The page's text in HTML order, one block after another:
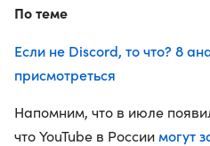
По теме
Если не Discord, то что? 8
присмотреться
Напомним, что в июле
что YouTube в России могут